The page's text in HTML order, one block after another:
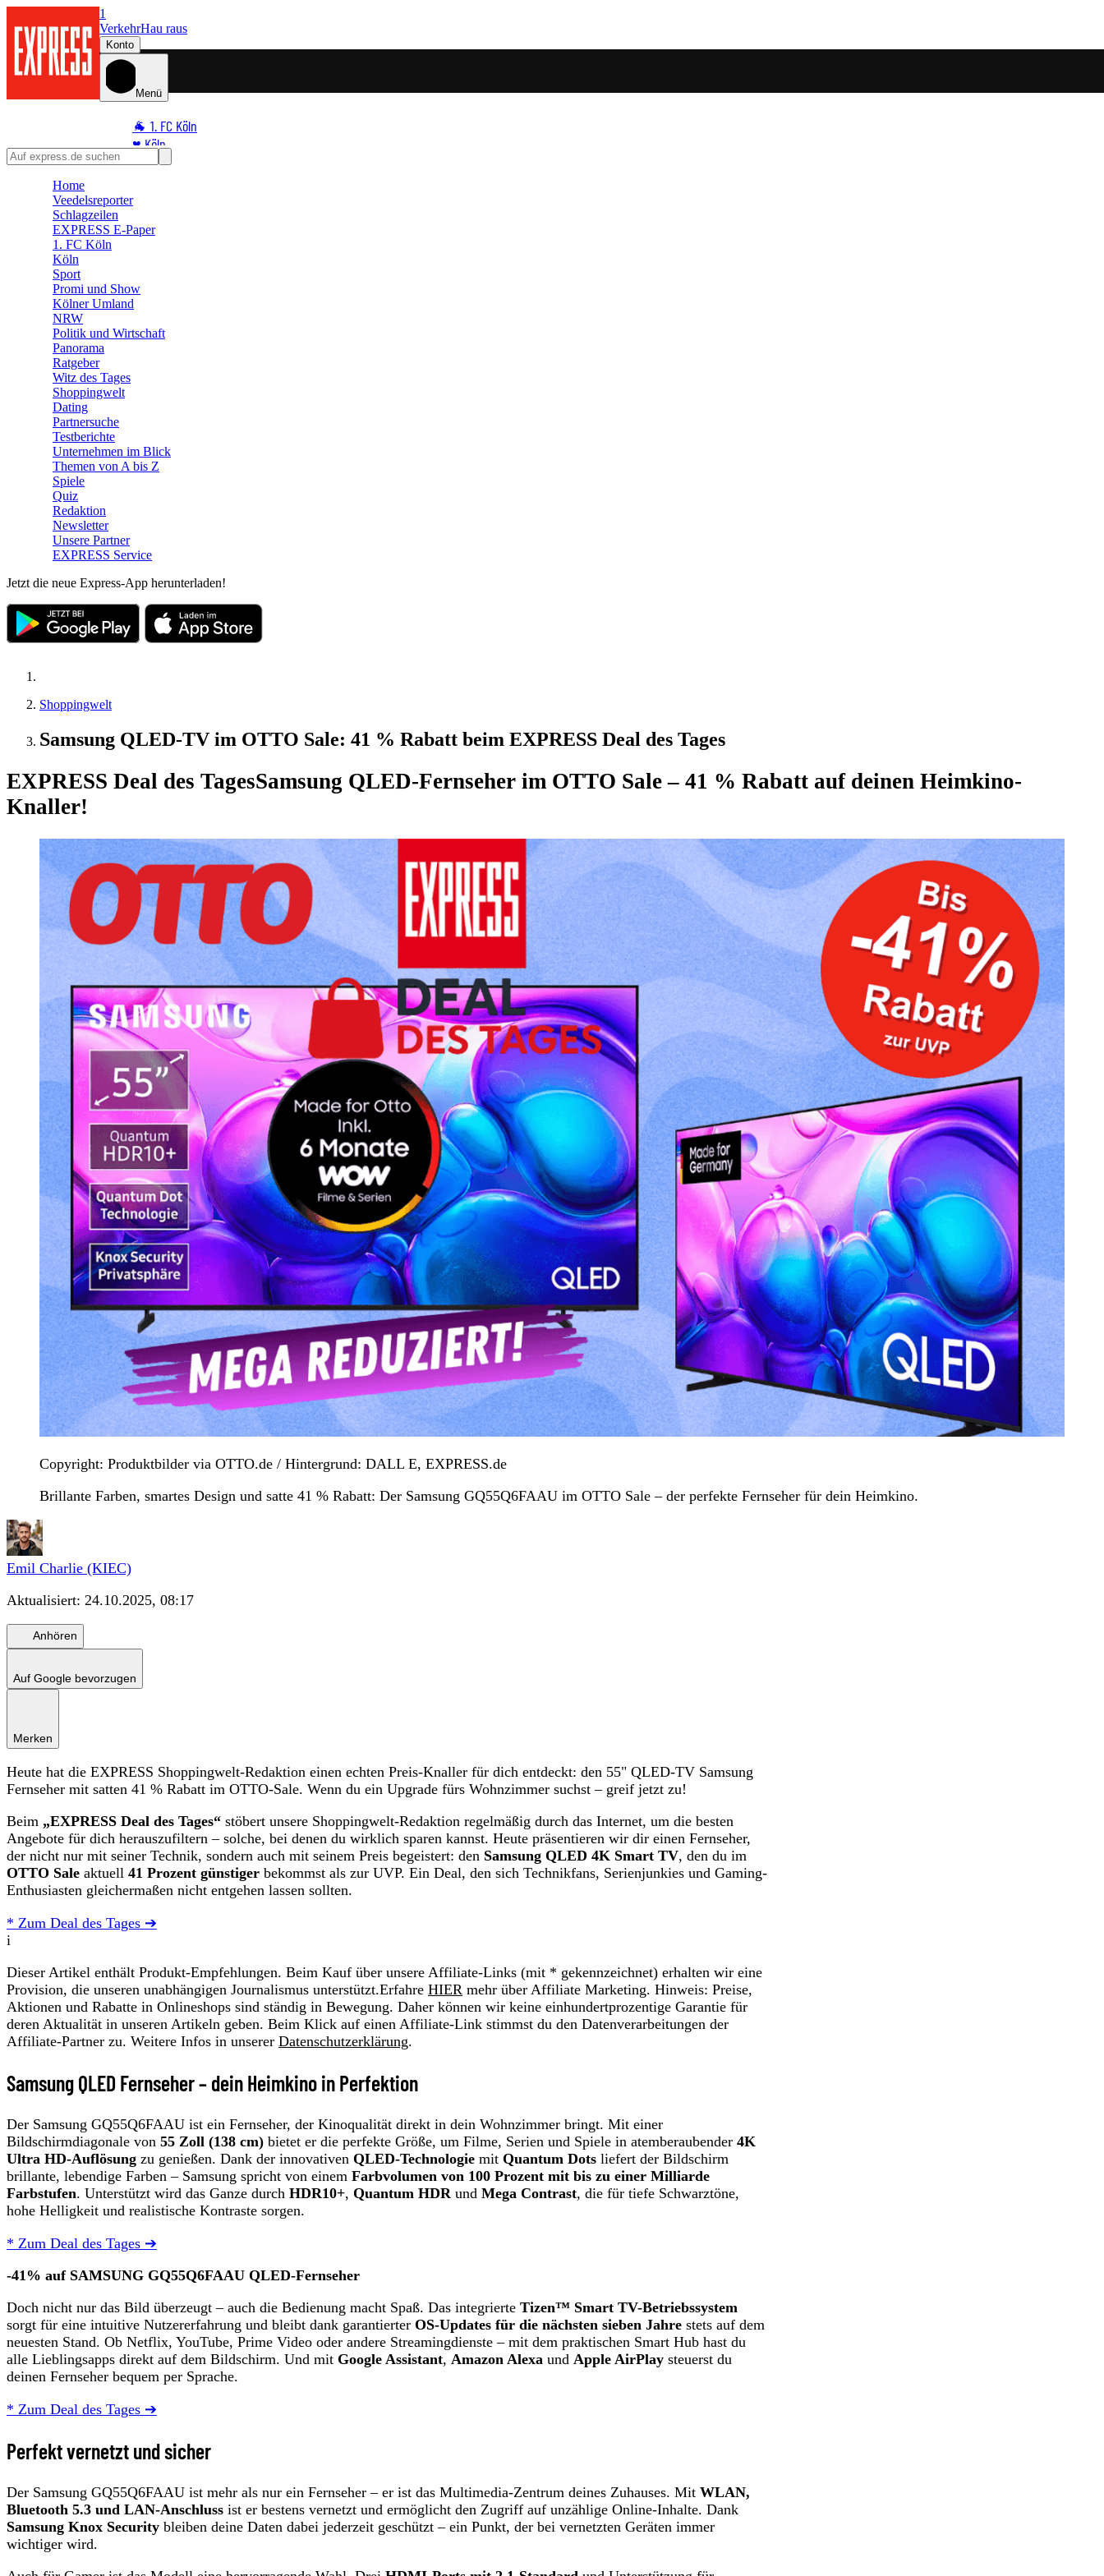
1
VerkehrHau raus
Konto
Menü
🐐 1. FC Köln
♥️ Köln
⭐ Promi
🛒 Shoppingwelt
🧩 Spiele
Home
Veedelsreporter
Schlagzeilen
EXPRESS E-Paper
1. FC Köln
Köln
Sport
Promi und Show
Kölner Umland
NRW
Politik und Wirtschaft
Panorama
Ratgeber
Witz des Tages
Shoppingwelt
Dating
Partnersuche
Testberichte
Unternehmen im Blick
Themen von A bis Z
Spiele
Quiz
Redaktion
Newsletter
Unsere Partner
EXPRESS Service
Jetzt die neue Express-App herunterladen!
Shoppingwelt
Samsung QLED-TV im OTTO Sale: 41 % Rabatt beim EXPRESS Deal des Tages
EXPRESS Deal des TagesSamsung QLED-Fernseher im OTTO Sale – 41 % Rabatt auf deinen Heimkino-
Knaller!
Copyright: Produktbilder via OTTO.de / Hintergrund: DALL E, EXPRESS.de
Brillante Farben, smartes Design und satte 41 % Rabatt: Der Samsung GQ55Q6FAAU im OTTO Sale – der perfekte Fernseher für dein Heimkino.
Emil Charlie (KIEC)
Aktualisiert: 24.10.2025, 08:17
Anhören
Auf Google bevorzugen
Merken
Heute hat die EXPRESS Shoppingwelt-Redaktion einen echten Preis-Knaller für dich entdeckt: den 55" QLED-TV Samsung
Fernseher mit satten 41 % Rabatt im OTTO-Sale. Wenn du ein Upgrade fürs Wohnzimmer suchst – greif jetzt zu!
Beim „EXPRESS Deal des Tages“ stöbert unsere Shoppingwelt-Redaktion regelmäßig durch das Internet, um die besten
Angebote für dich herauszufiltern – solche, bei denen du wirklich sparen kannst. Heute präsentieren wir dir einen Fernseher,
der nicht nur mit seiner Technik, sondern auch mit seinem Preis begeistert: den Samsung QLED 4K Smart TV, den du im
OTTO Sale aktuell 41 Prozent günstiger bekommst als zur UVP. Ein Deal, den sich Technikfans, Serienjunkies und Gaming-
Enthusiasten gleichermaßen nicht entgehen lassen sollten.
* Zum Deal des Tages ➔
i
Dieser Artikel enthält Produkt-Empfehlungen. Beim Kauf über unsere Affiliate-Links (mit * gekennzeichnet) erhalten wir eine
Provision, die unseren unabhängigen Journalismus unterstützt.Erfahre HIER mehr über Affiliate Marketing. Hinweis: Preise,
Aktionen und Rabatte in Onlineshops sind ständig in Bewegung. Daher können wir keine einhundertprozentige Garantie für
deren Aktualität in unseren Artikeln geben. Beim Klick auf einen Affiliate-Link stimmst du den Datenverarbeitungen der
Affiliate-Partner zu. Weitere Infos in unserer Datenschutzerklärung.
Samsung QLED Fernseher – dein Heimkino in Perfektion
Der Samsung GQ55Q6FAAU ist ein Fernseher, der Kinoqualität direkt in dein Wohnzimmer bringt. Mit einer
Bildschirmdiagonale von 55 Zoll (138 cm) bietet er die perfekte Größe, um Filme, Serien und Spiele in atemberaubender 4K
Ultra HD-Auflösung zu genießen. Dank der innovativen QLED-Technologie mit Quantum Dots liefert der Bildschirm
brillante, lebendige Farben – Samsung spricht von einem Farbvolumen von 100 Prozent mit bis zu einer Milliarde
Farbstufen. Unterstützt wird das Ganze durch HDR10+, Quantum HDR und Mega Contrast, die für tiefe Schwarztöne,
hohe Helligkeit und realistische Kontraste sorgen.
* Zum Deal des Tages ➔
-41% auf SAMSUNG GQ55Q6FAAU QLED-Fernseher
Doch nicht nur das Bild überzeugt – auch die Bedienung macht Spaß. Das integrierte Tizen™ Smart TV-Betriebssystem
sorgt für eine intuitive Nutzererfahrung und bleibt dank garantierter OS-Updates für die nächsten sieben Jahre stets auf dem
neuesten Stand. Ob Netflix, YouTube, Prime Video oder andere Streamingdienste – mit dem praktischen Smart Hub hast du
alle Lieblingsapps direkt auf dem Bildschirm. Und mit Google Assistant, Amazon Alexa und Apple AirPlay steuerst du
deinen Fernseher bequem per Sprache.
* Zum Deal des Tages ➔
Perfekt vernetzt und sicher
Der Samsung GQ55Q6FAAU ist mehr als nur ein Fernseher – er ist das Multimedia-Zentrum deines Zuhauses. Mit WLAN,
Bluetooth 5.3 und LAN-Anschluss ist er bestens vernetzt und ermöglicht den Zugriff auf unzählige Online-Inhalte. Dank
Samsung Knox Security bleiben deine Daten dabei jederzeit geschützt – ein Punkt, der bei vernetzten Geräten immer
wichtiger wird.